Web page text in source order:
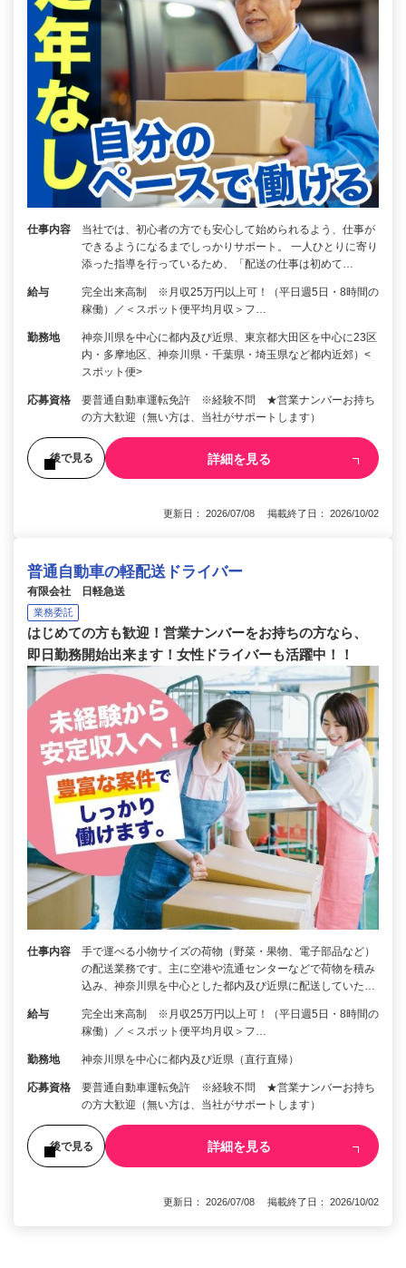
仕事内容
当社では、初心者の方でも安心して始められるよう、仕事が
できるようになるまでしっかりサポート。 一人ひとりに寄り
添った指導を行っているため、「配送の仕事は初めて…
給与
完全出来高制 ※月収25万円以上可！（平日週5日・8時間の
稼働）／＜スポット便平均月収＞フ…
勤務地
神奈川県を中心に都内及び近県、東京都大田区を中心に23区
内・多摩地区、神奈川県・千葉県・埼玉県など都内近郊）<
スポット便>
応募資格
要普通自動車運転免許 ※経験不問 ★営業ナンバーお持ち
の方大歓迎（無い方は、当社がサポートします）
後で見る 詳細を見る
更新日： 2026/07/08 掲載終了日： 2026/10/02
普通自動車の軽配送ドライバー
有限会社 日軽急送
業務委託
はじめての方も歓迎！営業ナンバーをお持ちの方なら、
即日勤務開始出来ます！女性ドライバーも活躍中！！
仕事内容
手で運べる小物サイズの荷物（野菜・果物、電子部品など）
の配送業務です。主に空港や流通センターなどで荷物を積み
込み、神奈川県を中心とした都内及び近県に配送していた…
給与
完全出来高制 ※月収25万円以上可！（平日週5日・8時間の
稼働）／＜スポット便平均月収＞フ…
勤務地 神奈川県を中心に都内及び近県（直行直帰）
応募資格
要普通自動車運転免許 ※経験不問 ★営業ナンバーお持ち
の方大歓迎（無い方は、当社がサポートします）
後で見る 詳細を見る
更新日： 2026/07/08 掲載終了日： 2026/10/02